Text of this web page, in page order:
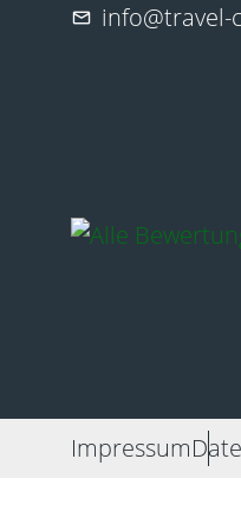
mail info@travel-
Impressum